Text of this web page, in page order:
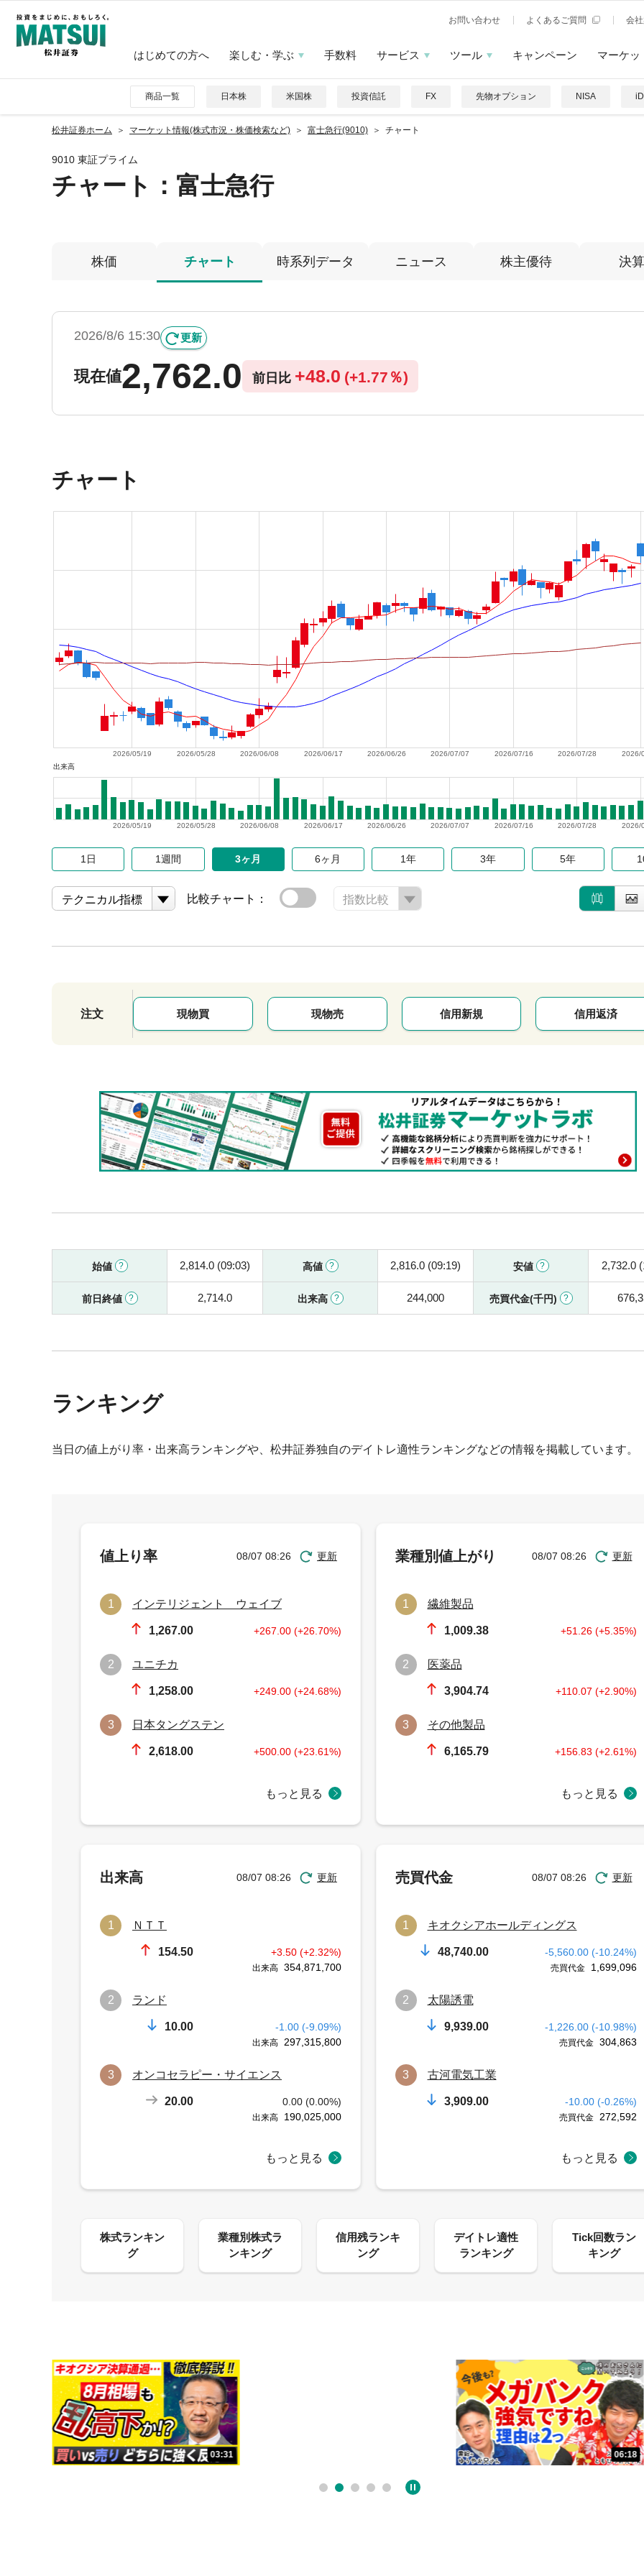
お問い合わせ よくあるご質問 会
はじめての方へ 楽しむ・学ぶ 手数料 サービス ツール キャンペーン マーケッ
商品一覧 日本株 米国株 投資信託 FX 先物オプション NISA
松井証券ホーム マーケット情報(株式市況・株価検索など) 富士急行(9010) チャート
9010 東証プライム
チャート： 富士急行
株価 チャート 時系列データ ニュース 株主優待 決算
2026/8/6 15:30 更新
現在値2,762.0 前日比 +48.0 (+1.77％)
チャート
2026/
2026/07/28
2026/07/16
2026/07/07
2026/06/26
2026/06/17
2026/06/08
2026/05/28
2026/05/19
出来高
2026/
2026/07/28
2026/07/16
2026/07/07
2026/06/26
2026/06/17
2026/06/08
2026/05/28
2026/05/19
1日 1週間 3ヶ月 6ヶ月 1年 3年 5年
テクニカル指標 比較チャート： 指数比較
注文 現物買 現物売 信用新規 信用返済
始値 2,814.0 (09:03) 高値 2,816.0 (09:19) 安値 2,732.0
前日終値 2,714.0 出来高 244,000 売買代金(千円)
ランキング
当日の値上がり率・出来高ランキングや、松井証券独自のデイトレ適性ランキングなどの情報を掲載しています。
03:31 06:18